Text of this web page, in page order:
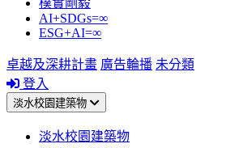
樸實剛毅
AI+SDGs=∞
ESG+AI=∞
卓越及深耕計畫 廣告輪播 未分類
登入
淡水校園建築物
淡水校園建築物